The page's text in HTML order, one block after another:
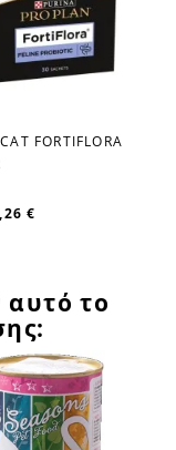
favorite_border FORTIFLORA
€
το